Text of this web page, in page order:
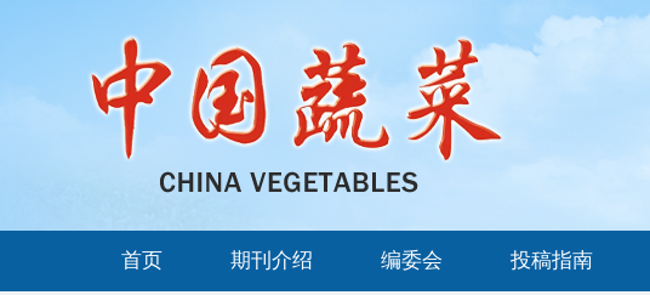
首页 期刊介绍 编委会 投稿指南